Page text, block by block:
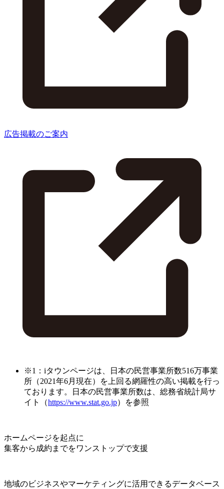
広告掲載のご案内
※1：iタウンページは、日本の民営事業所数516万事業
所（2021年6月現在）を上回る網羅性の高い掲載を行っ
ております。日本の民営事業所数は、総務省統計局サ
イト（https://www.stat.go.jp）を参照
ホームページを起点に
集客から成約までをワンストップで支援
地域のビジネスやマーケティングに活用できるデータベース